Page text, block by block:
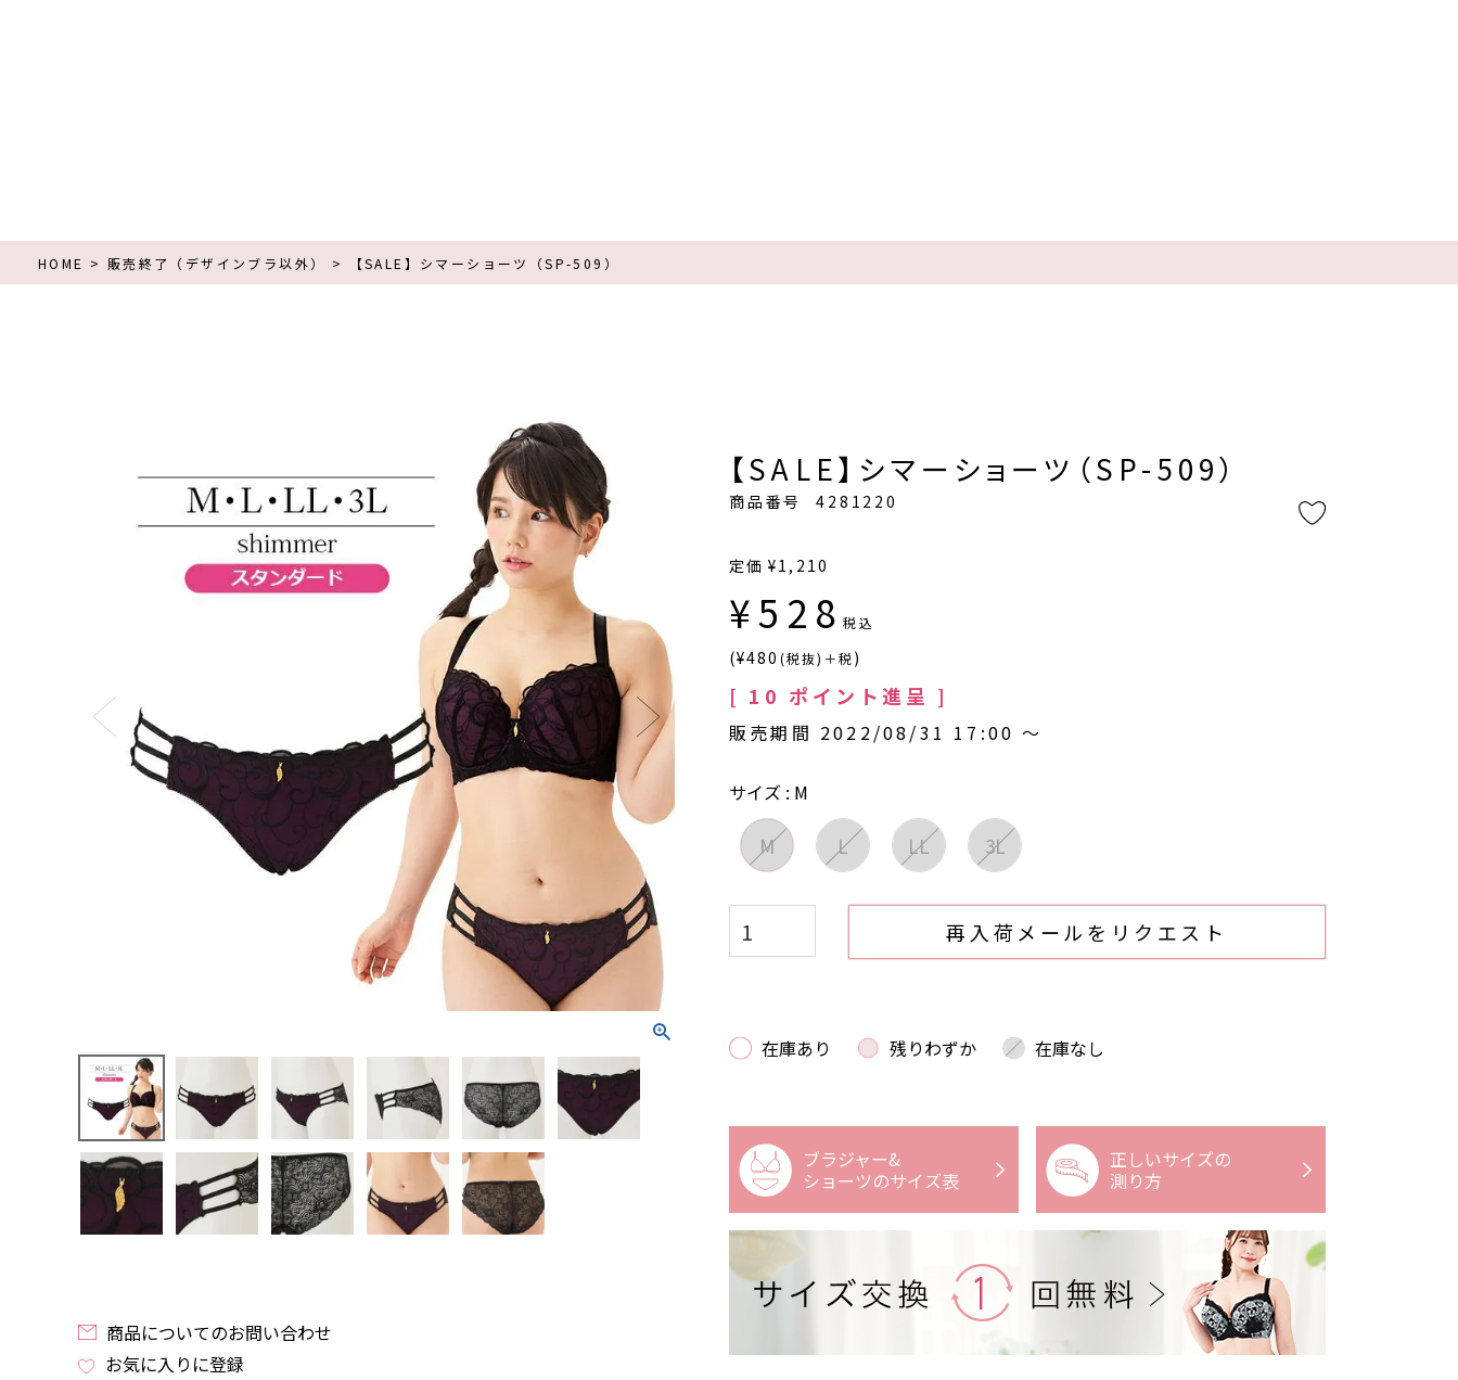
HOME 販売終了（デザインブラ以外） 【SALE】シマーショーツ（SP-509）
商品についてのお問い合わせ
お気に入りに登録
【SALE】シマーショーツ（SP-509）
商品番号 4281220
定価 ¥1,210
¥528 税込
(¥480 (税抜)＋税)
[ 10 ポイント進呈 ]
販売期間 2022/08/31 17:00〜
サイズ M
M L LL 3L
再入荷メールをリクエスト
在庫あり 残りわずか 在庫なし
ブラジャー&
ショーツのサイズ表
正しいサイズの
測り方